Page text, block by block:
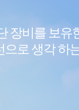
장비를 보유
으로생각 하